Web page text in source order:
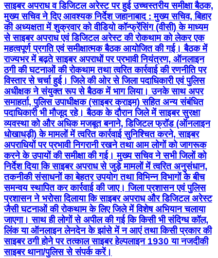
साइबर अपराध व डिजिटल अरेस्ट पर हुई उच्चस्तरीय समीक्षा बैठक,
मुख्य सचिव ने दिए आवश्यक निर्देश जहानाबाद : मुख्य सचिव, बिहार
की अध्यक्षता में शुक्रवार को वीडियो कॉन्फ्रेंसिंग (वीसी) के माध्यम
से साइबर अपराध एवं डिजिटल अरेस्ट की रोकथाम को लेकर एक
महत्वपूर्ण प्रगति एवं समीक्षात्मक बैठक आयोजित की गई। बैठक में
राज्यभर में बढ़ते साइबर अपराधों पर प्रभावी नियंत्रण, ऑनलाइन
ठगी की घटनाओं की रोकथाम तथा त्वरित कार्रवाई की रणनीति पर
विस्तार से चर्चा हुई। जिले की ओर से जिला पदाधिकारी एवं पुलिस
अधीक्षक ने संयुक्त रूप से बैठक में भाग लिया। उनके साथ अपर
समाहर्ता, पुलिस उपाधीक्षक (साइबर क्राइम) सहित अन्य संबंधित
पदाधिकारी भी मौजूद रहे। बैठक के दौरान जिले में साइबर सुरक्षा
व्यवस्था को और अधिक मजबूत बनाने, डिजिटल फ्रॉड (ऑनलाइन
धोखाधड़ी) के मामलों में त्वरित कार्रवाई सुनिश्चित करने, साइबर
अपराधियों पर प्रभावी निगरानी रखने तथा आम लोगों को जागरूक
करने के उपायों की समीक्षा की गई। मुख्य सचिव ने सभी जिलों को
निर्देश दिया कि साइबर अपराध से जुड़े मामलों में त्वरित अनुसंधान,
तकनीकी संसाधनों का बेहतर उपयोग तथा विभिन्न विभागों के बीच
समन्वय स्थापित कर कार्रवाई की जाए। जिला प्रशासन एवं पुलिस
प्रशासन ने भरोसा दिलाया कि साइबर अपराध और डिजिटल अरेस्ट
जैसी घटनाओं की रोकथाम के लिए जिले में विशेष अभियान चलाया
जाएगा। साथ ही लोगों से अपील की गई कि किसी भी संदिग्ध कॉल,
लिंक या ऑनलाइन लेनदेन के झांसे में न आएं तथा किसी प्रकार की
साइबर ठगी होने पर तत्काल साइबर हेल्पलाइन 1930 या नजदीकी
साइबर थाना/पुलिस से संपर्क करें।